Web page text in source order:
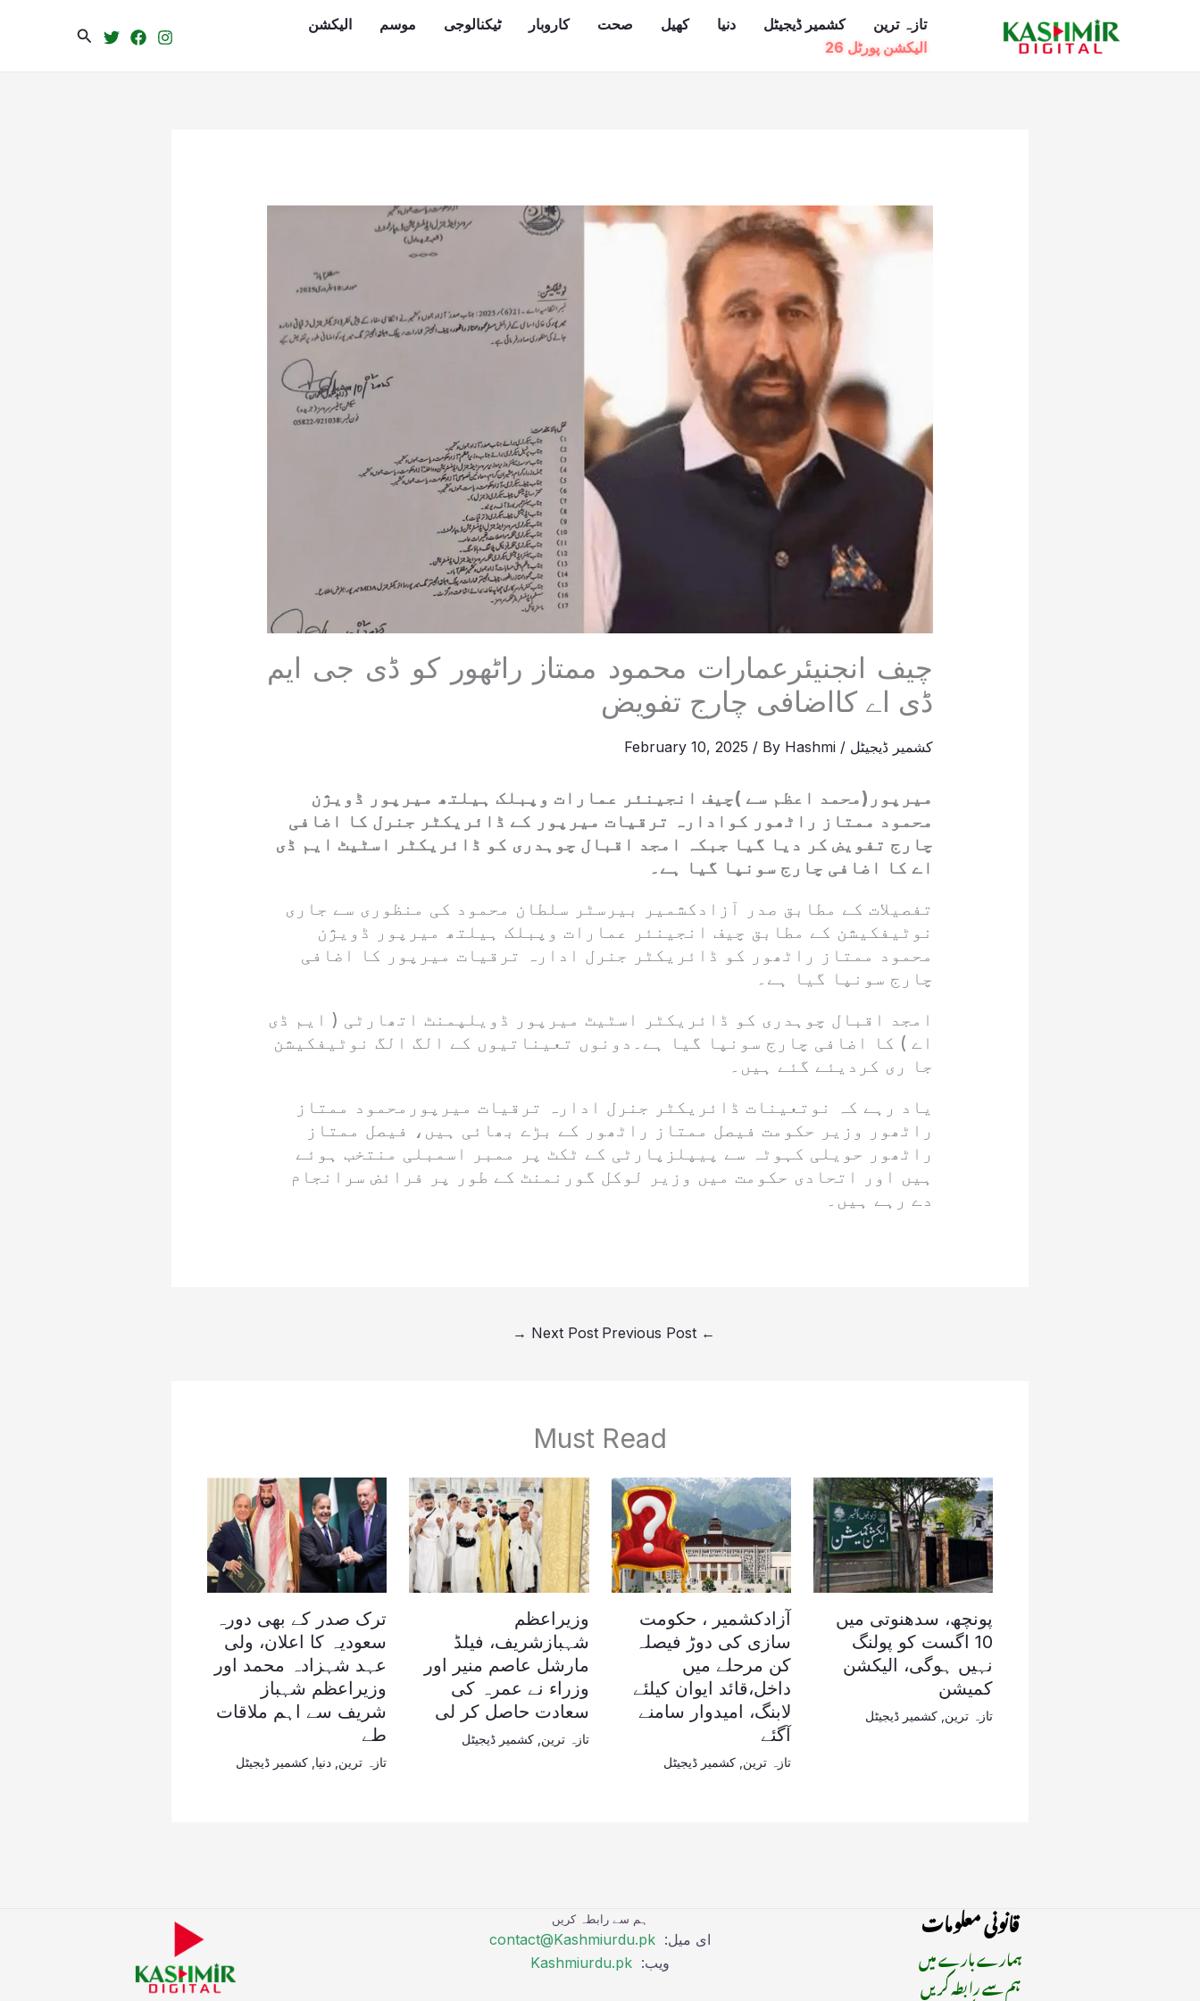
تازہ ترین کشمیر ڈیجیٹل دنیا کھیل صحت کاروبار ٹیکنالوجی موسم
الیکشن
الیکشن پورٹل 26
Search
چیف انجنیئرعمارات محمود ممتاز راٹھور کو ڈی جی ایم
ڈی اے کااضافی چارج تفویض
کشمیر ڈیجیٹل /
February 10, 2025 / By Hashmi
میرپور(محمد اعظم سے )چیف انجینئر عمارات وپبلک ہیلتھ میرپور ڈویژن
محمود ممتاز راٹھور کوادارہ ترقیات میرپور کے ڈائریکٹر جنرل کا اضافی
چارج تفویض کر دیا گیا جبکہ امجد اقبال چوہدری کو ڈائریکٹر اسٹیٹ ایم ڈی
اے کا اضافی چارج سونپا گیا ہے۔
تفصیلات کے مطابق صدر آزادکشمیر بیرسٹر سلطان محمود کی منظوری سے جاری
نوٹیفکیشن کے مطابق چیف انجینئر عمارات وپبلک ہیلتھ میرپور ڈویژن
محمود ممتاز راٹھور کو ڈائریکٹر جنرل ادارہ ترقیات میرپور کا اضافی
چارج سونپا گیا ہے۔
امجد اقبال چوہدری کو ڈائریکٹر اسٹیٹ میرپور ڈویلپمنٹ اتھارٹی ( ایم ڈی
اے ) کا اضافی چارج سونپا گیا ہے۔دونوں تعیناتیوں کے الگ الگ نوٹیفکیشن
جا ری کردیئے گئے ہیں۔
یاد رہے کہ نوتعینات ڈائریکٹر جنرل ادارہ ترقیات میرپورمحمود ممتاز
راٹھور وزیر حکومت فیصل ممتاز راٹھور کے بڑے بھائی ہیں، فیصل ممتاز
راٹھور حویلی کہوٹہ سے پیپلزپارٹی کے ٹکٹ پر ممبر اسمبلی منتخب ہوئے
ہیں اور اتحادی حکومت میں وزیر لوکل گورنمنٹ کے طور پر فرائض سرانجام
دے رہے ہیں۔
←
Next Post
→
Must Read
پونچھ، سدھنوتی میں
10 اگست کو پولنگ
نہیں ہوگی، الیکشن
کمیشن
تازہ ترین کشمیر ڈیجیٹل
آزادکشمیر ، حکومت
سازی کی دوڑ فیصلہ
کن مرحلے میں
داخل،قائد ایوان کیلئے
لابنگ، امیدوار سامنے
آگئے
تازہ ترین ,کشمیر ڈیجیٹل
وزیراعظم
شہبازشریف، فیلڈ
مارشل عاصم منیر اور
وزراء نے عمرہ کی
سعادت حاصل کر لی
تازہ ترین ,کشمیر ڈیجیٹل
ترک صدر کے بھی دورہ
سعودیہ کا اعلان، ولی
عہد شہزادہ محمد اور
وزیراعظم شہباز
شریف سے اہم ملاقات
طے
تازہ ترین دنیا کشمیر ڈیجیٹل
قانونی معلومات
ہمارے بارے میں
ہم سے رابطہ کریں
ہم سے رابطہ کریں
ای میل: contact@Kashmiurdu.pk
ویب: Kashmiurdu.pk